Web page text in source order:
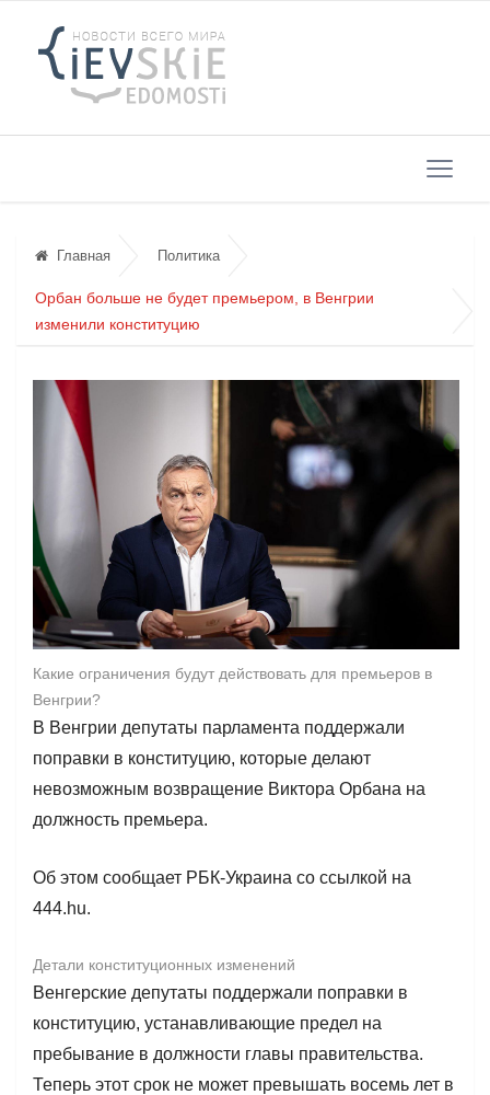
Главная Политика
Орбан больше не будет премьером, в Венгрии
изменили конституцию
Какие ограничения будут действовать для премьеров в
Венгрии?
В Венгрии депутаты парламента поддержали
поправки в конституцию, которые делают
невозможным возвращение Виктора Орбана на
должность премьера.
Об этом сообщает РБК-Украина со ссылкой на
444.hu.
Детали конституционных изменений
Венгерские депутаты поддержали поправки в
конституцию, устанавливающие предел на
пребывание в должности главы правительства.
Теперь этот срок не может превышать восемь лет в